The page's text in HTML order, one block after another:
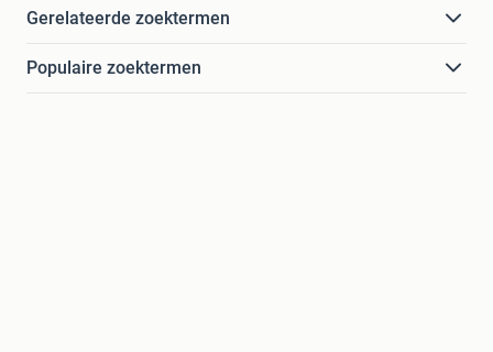
Gerelateerde zoektermen
Populaire zoektermen